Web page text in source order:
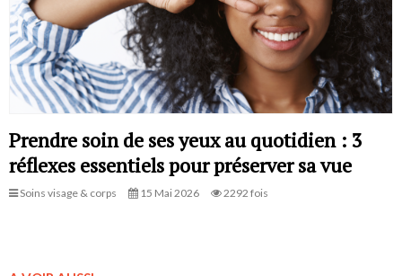
Prendre soin de ses yeux au quotidien : 3
réflexes essentiels pour préserver sa vue
Soins visage & corps 15 Mai 2026 2292 fois